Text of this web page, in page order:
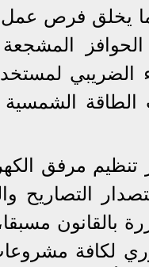
يخلق فرص عمل
المشجعة
الضريبي
الشمسية
مرفق
التصاريح
بالقانون
لكافة